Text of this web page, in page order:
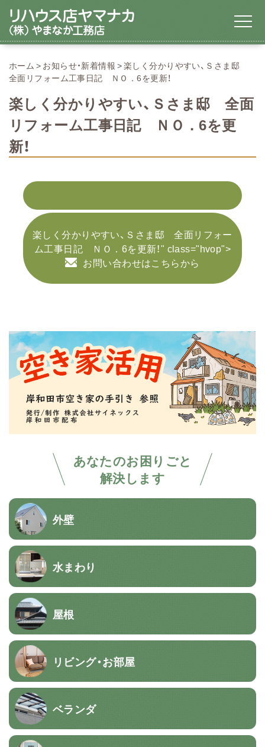
あなたのお困りごと
解決します
外壁
水まわり
屋根
リビング・お部屋
ベランダ
ホーム お知らせ・新着情報
楽しく分かりやすい、Ｓさま邸
全面リフォーム工事日記 ＮＯ．6を更新！
楽しく分かりやすい、Ｓさま邸 全面
リフォーム工事日記 ＮＯ．6を更
新！
楽しく分かりやすい、Ｓさま邸 全面リフォー
ム工事日記 ＮＯ．6を更新！" class="hvop">
お問い合わせはこちらから